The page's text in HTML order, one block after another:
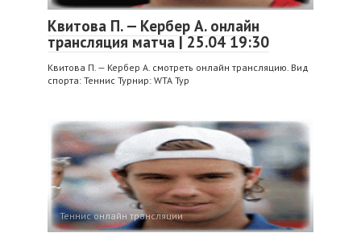
Квитова П. — Кербер А. онлайн
трансляция матча | 25.04 19:30
Квитова П. — Кербер А. смотреть онлайн трансляцию. Вид
спорта: Теннис Турнир: WTA Тур
Теннис онлайн трансляции